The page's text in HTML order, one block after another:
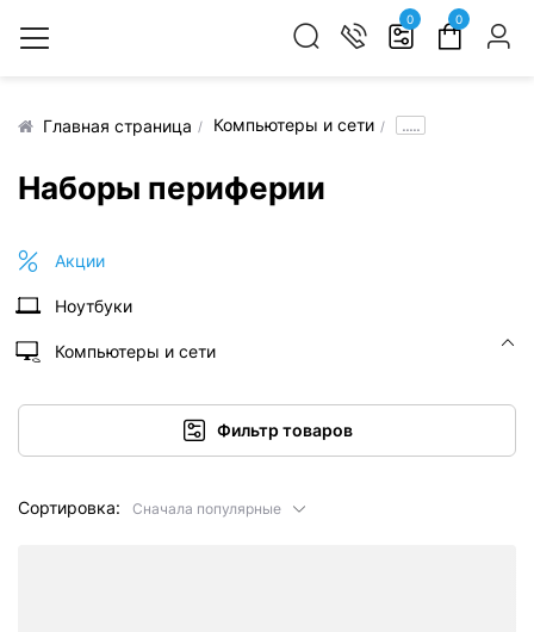
0 0
Главная страница Компьютеры и сети .....
Наборы периферии
Акции
Ноутбуки
Компьютеры и сети
Фильтр товаров
Сортировка: Сначала популярные